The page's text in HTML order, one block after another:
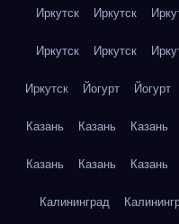
Иркутск Иркутск
Иркутск Иркутск
Иркутск Йогурт Йогурт
Казань Казань Казань
Казань Казань Казань
Калининград